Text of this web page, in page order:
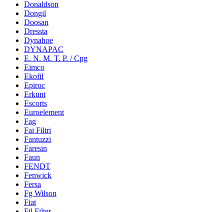
Donaldson
Dongil
Doosan
Dressta
Dynahoe
DYNAPAC
E. N. M. T. P. / Cpg
Eimco
Ekofil
Epiroc
Erkunt
Escorts
Euroelement
Fag
Fai Filtri
Fantuzzi
Faresin
Faun
FENDT
Fenwick
Fersa
Fg Wilson
Fiat